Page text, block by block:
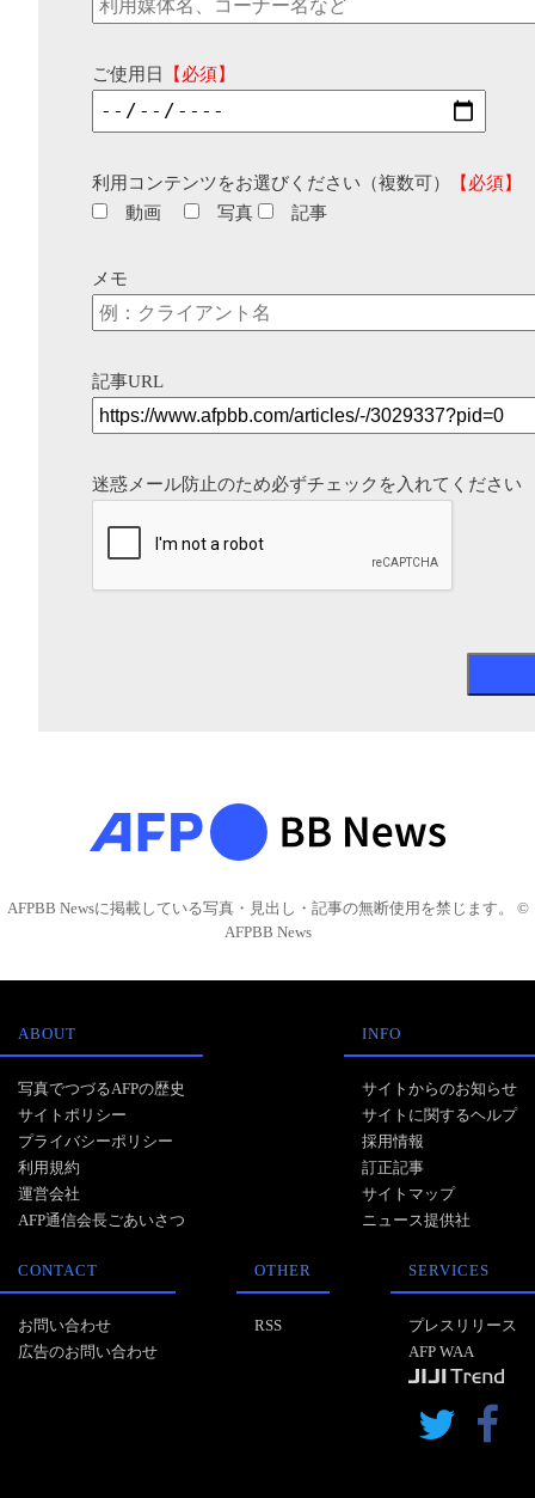
ご使用日 【必須】
利用コンテンツをお選びください（複数可）
【必須】
動画
写真 記事
メモ
記事URL
迷惑メール防止のため必ずチェックを入れてください
AFPBB Newsに掲載している写真・見出し・記事の無断使用を禁じます。 ©
AFPBB News
ABOUT
写真でつづるAFPの歴史
サイトポリシー
プライバシーポリシー
利用規約
運営会社
AFP通信会長ごあいさつ
INFO
サイトからのお知らせ
サイトに関するヘルプ
採用情報
訂正記事
サイトマップ
ニュース提供社
CONTACT
お問い合わせ
広告のお問い合わせ
OTHER
RSS
SERVICES
プレスリリース
AFP WAA